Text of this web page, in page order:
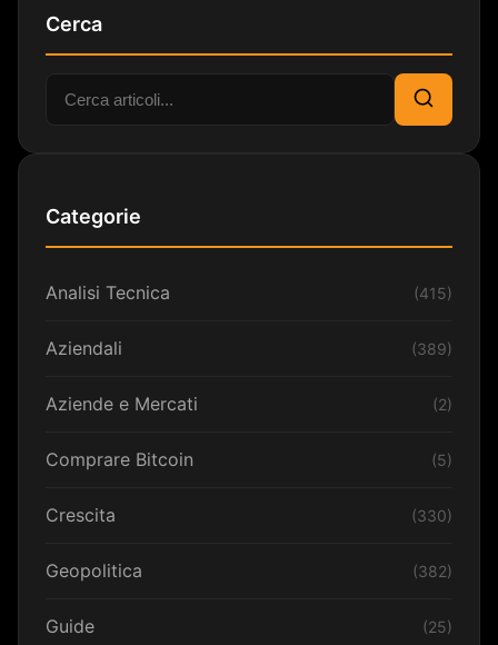
Cerca
Cerca:
Cerca
Categorie
Analisi Tecnica (415)
Aziendali (389)
Aziende e Mercati (2)
Comprare Bitcoin (5)
Crescita (330)
Geopolitica (382)
Guide (25)